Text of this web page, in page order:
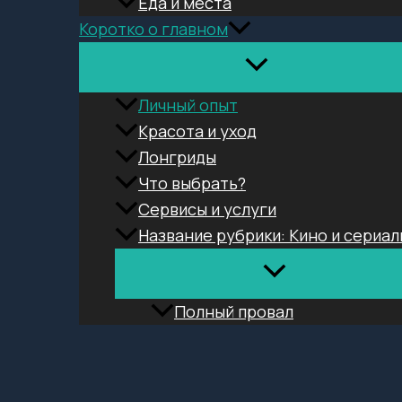
Коротко о главном
Личный опыт
Красота и уход
Лонгриды
Что выбрать?
Сервисы и услуги
Название рубрики: Кино и
Полный провал